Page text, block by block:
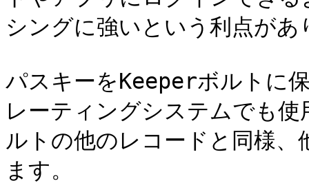
シングに強いという利点があ
パスキーをKeeperボルトに
レーティングシステムでも
ルトの他のレコードと同様
ます。